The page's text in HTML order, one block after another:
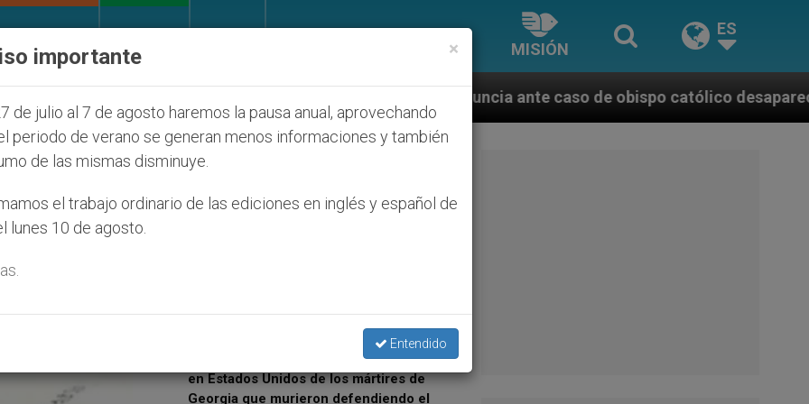
MISIÓN
ES
Seúl 2027 ONU se pronuncia ante caso de obispo católico desaparecido por la dictadura
Himno oficial de la Jornada Mundial de
agosto 3, 2026 - 11:52 pm
julio 25, 2026 - 3:57 am
Aumenta el interés por la beatificación
en Estados Unidos de los mártires de
Georgia que murieron defendiendo el
×
importante
de julio al 7 de agosto haremos la pausa anual, aprovechando
periodo de verano se generan menos informaciones y también
de las mismas disminuye.
el trabajo ordinario de las ediciones en inglés y español de
lunes 10 de agosto.
Entendido